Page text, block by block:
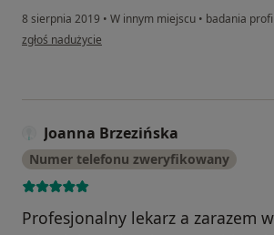
8 sierpnia 2019 • W innym miejscu • badania
w opinii użytkownika wdzięczna pacjentka
zgłoś nadużycie
Joanna Brzezińska
Numer telefonu zweryfikowany
Profesjonalny lekarz a zarazem